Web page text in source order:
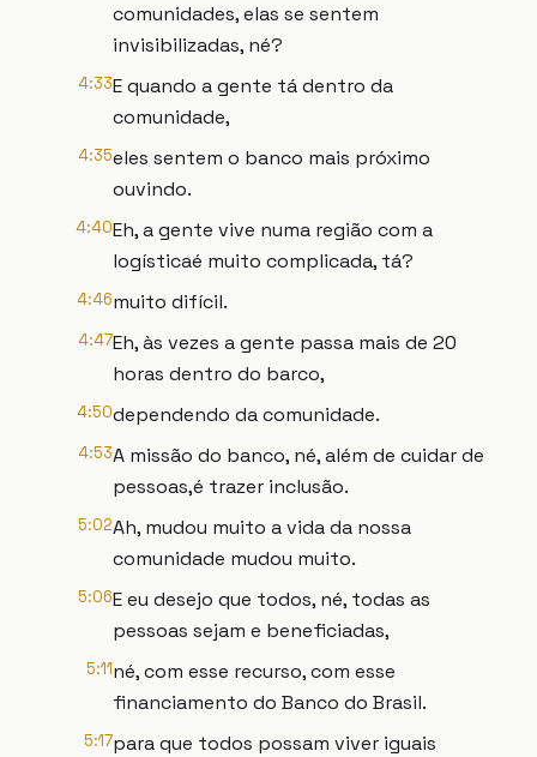
comunidades, elas se sentem
invisibilizadas, né?
4:33E quando a gente tá dentro da
comunidade,
4:35eles sentem o banco mais próximo
ouvindo.
4:40Eh, a gente vive numa região com a
logísticaé muito complicada, tá?
4:46muito difícil.
4:47Eh, às vezes a gente passa mais de 20
horas dentro do barco,
4:50dependendo da comunidade.
4:53A missão do banco, né, além de cuidar de
pessoas,é trazer inclusão.
5:02Ah, mudou muito a vida da nossa
comunidade mudou muito.
5:06E eu desejo que todos, né, todas as
pessoas sejam e beneficiadas,
5:11né, com esse recurso, com esse
financiamento do Banco do Brasil.
5:17para que todos possam viver iguais